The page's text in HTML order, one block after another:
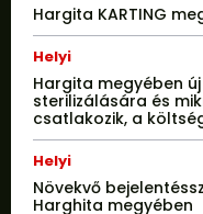
Hargita KARTING
Helyi
Hargita megyében
sterilizálására és
csatlakozik, a
Helyi
Növekvő
Harghita megyében